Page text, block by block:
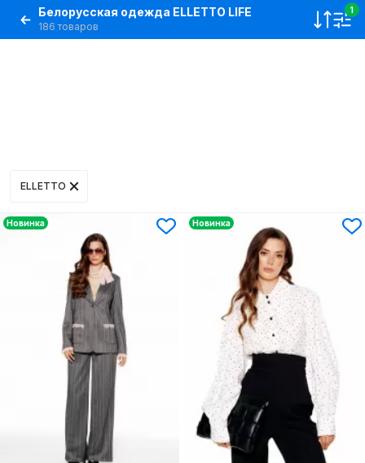
Белорусская одежда ELLETTO LIFE
186 товаров
1
ELLETTO
Новинка Новинка